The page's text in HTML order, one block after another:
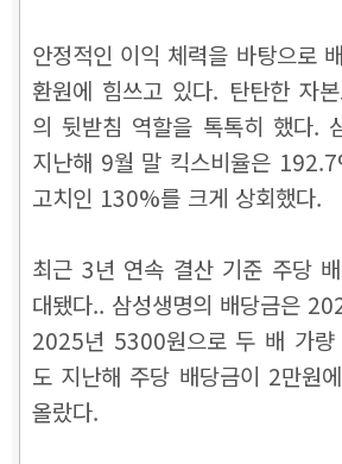
안정적인 이익 체력을 바탕으로
환원에 힘쓰고 있다. 탄탄한 자
의 뒷받침 역할을 톡톡히 했다.
지난해 9월 말 킥스비율은
고치인 130%를 크게 상회했다.
최근 3년 연속 결산 기준 주당
대됐다.. 삼성생명의 배당금은
2025년 5300원으로 두 배 가량
도 지난해 주당 배당금이 2만원
올랐다.